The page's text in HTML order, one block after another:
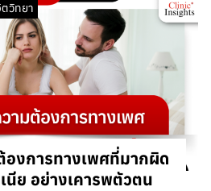
วิทยา
งการทางเพศที่มากผิด
นีย อย่างเคารพตัวตน